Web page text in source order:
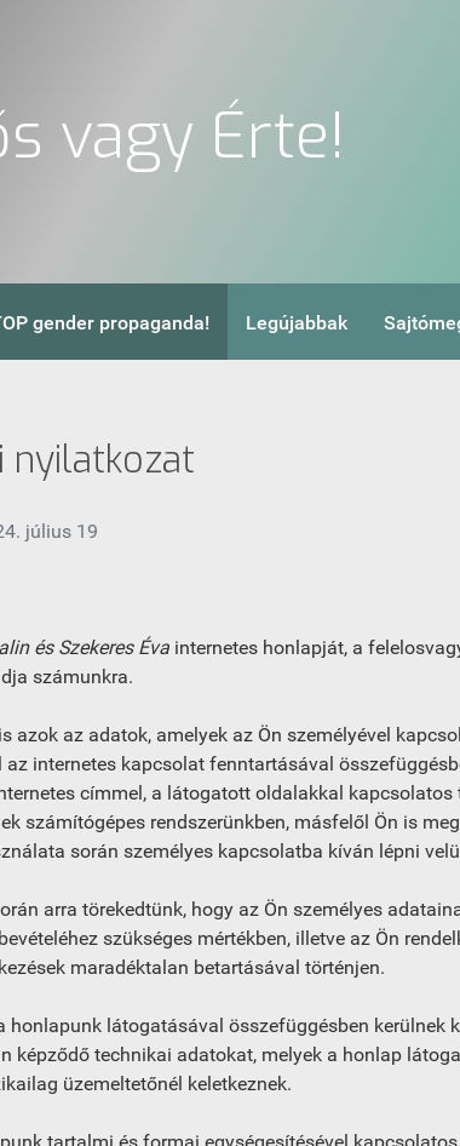
vagy Érte!
gender propaganda! Legújabbak
nyilatkozat
július 19
és Szekeres Éva internetes honlapját, a
számunkra.
azok az adatok, amelyek az Ön személyével
az internetes kapcsolat fenntartásával
címmel, a látogatott oldalakkal
számítógépes rendszerünkben, másfelől Ön is
során személyes kapcsolatba kíván lépni
arra törekedtünk, hogy az Ön személyes
szükséges mértékben, illetve az Ön
maradéktalan betartásával történjen.
honlapunk látogatásával összefüggésben kerülnek
képződő technikai adatokat, melyek a honlap
üzemeltetőnél keletkeznek.